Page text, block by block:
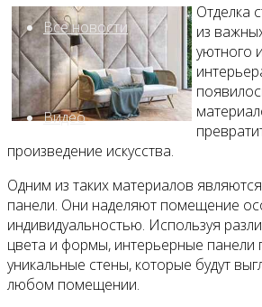
Все новости
Видео
Отделка
из
уютного
произведение искусства.
Одним из таких материалов
панели. Они наделяют помещение
индивидуальностью. Используя
цвета и формы, интерьерные панели
уникальные стены, которые будут
любом помещении.